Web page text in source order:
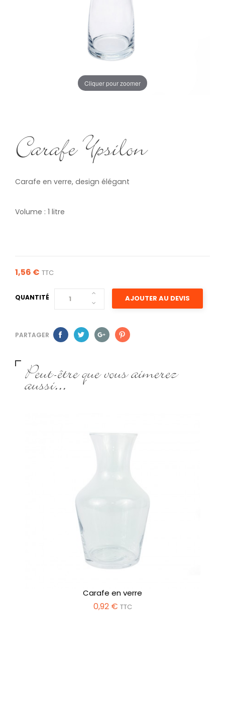
Cliquer pour zoomer
Carafe Ypsilon
Carafe en verre, design élégant
Volume : 1 litre
1,56 € TTC
QUANTITÉ AJOUTER AU DEVIS
PARTAGER
Peut-être que vous aimerez
aussi...
Carafe en verre
0,92 € TTC